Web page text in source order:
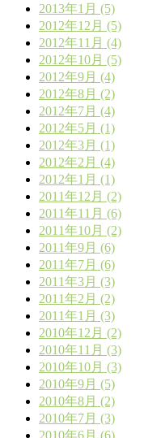
2013年1月 (5)
2012年12月 (5)
2012年11月 (4)
2012年10月 (5)
2012年9月 (4)
2012年8月 (2)
2012年7月 (4)
2012年5月 (1)
2012年3月 (1)
2012年2月 (4)
2012年1月 (1)
2011年12月 (2)
2011年11月 (6)
2011年10月 (2)
2011年9月 (6)
2011年7月 (6)
2011年3月 (3)
2011年2月 (2)
2011年1月 (3)
2010年12月 (2)
2010年11月 (3)
2010年10月 (3)
2010年9月 (5)
2010年8月 (2)
2010年7月 (3)
2010年6月 (6)